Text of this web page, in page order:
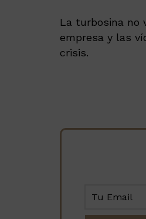
La turbosina no
empresa y las
crisis.